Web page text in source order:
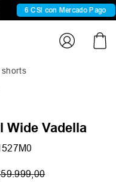
6 CSI con Mercado Pago
shorts
Wide Vadella
59.999,00